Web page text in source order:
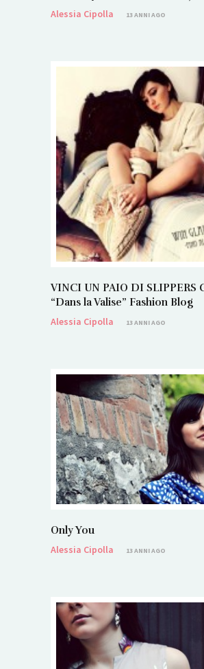
Alessia Cipolla
13 ANNI AGO
VINCI UN PAIO DI SLIPPERS
“Dans la Valise” Fashion Blog
Alessia Cipolla
13 ANNI AGO
Only You
Alessia Cipolla
13 ANNI AGO